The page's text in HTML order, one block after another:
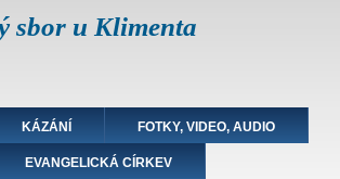
sbor u Klimenta
KÁZÁNÍ FOTKY, VIDEO, AUDIO
EVANGELICKÁ CÍRKEV